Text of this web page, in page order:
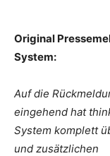
Original
System:
Auf die
eingehend hat
System komplett
und zusätzlichen